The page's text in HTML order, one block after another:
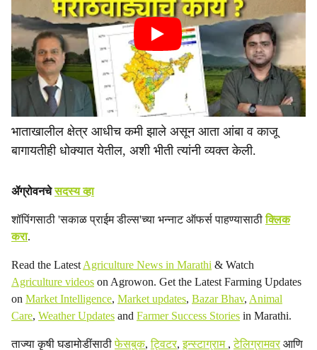
भाताखालील क्षेत्र आधीच कमी झाले असून आता आंबा व काजू
बागायतीही धोक्यात येतील, अशी भीती त्यांनी व्यक्त केली.
ॲग्रोवनचेसदस्य व्हा
शॉपिंगसाठी 'सकाळ प्राईम डील्स'च्या भन्नाट ऑफर्स पाहण्यासाठीक्लिक
करा.
Read the Latest Agriculture News in Marathi & Watch
Agriculture videos on Agrowon. Get the Latest Farming Updates
on Market Intelligence, Market updates, Bazar Bhav, Animal
Care, Weather Updates and Farmer Success Stories in Marathi.
ताज्या कृषी घडामोडींसाठीफेसबुक,ट्विटर,इन्स्टाग्राम ,टेलिग्रामवरआणि